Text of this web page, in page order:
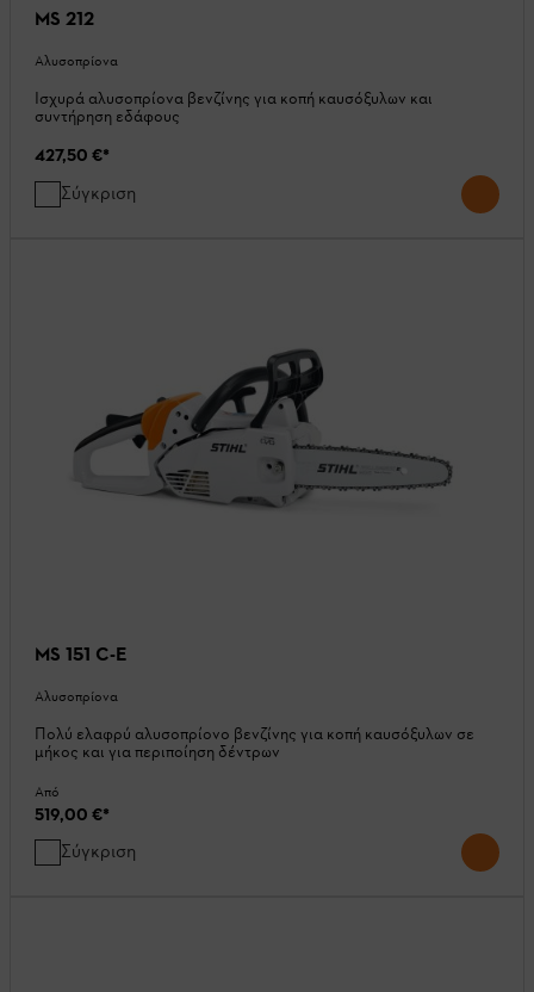
MS 212
Αλυσοπρίονα
Ισχυρά αλυσοπρίονα βενζίνης για κοπή καυσόξυλων και
συντήρηση εδάφους
427,50 €*
Σύγκριση
MS 151 C-E
Αλυσοπρίονα
Πολύ ελαφρύ αλυσοπρίονο βενζίνης για κοπή καυσόξυλων σε
μήκος και για περιποίηση δέντρων
Από
519,00 €*
Σύγκριση